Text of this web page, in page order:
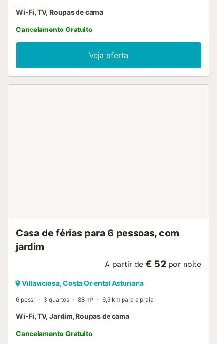
Wi-Fi, TV, Roupas de cama
Cancelamento Gratuito
Veja oferta
Casa de férias para 6 pessoas, com
jardim
A partir de € 52 por noite
Villaviciosa, Costa Oriental Asturiana
6 pess. 3 quartos 88 m² 6,6 km para a praia
Wi-Fi, TV, Jardim, Roupas de cama
Cancelamento Gratuito